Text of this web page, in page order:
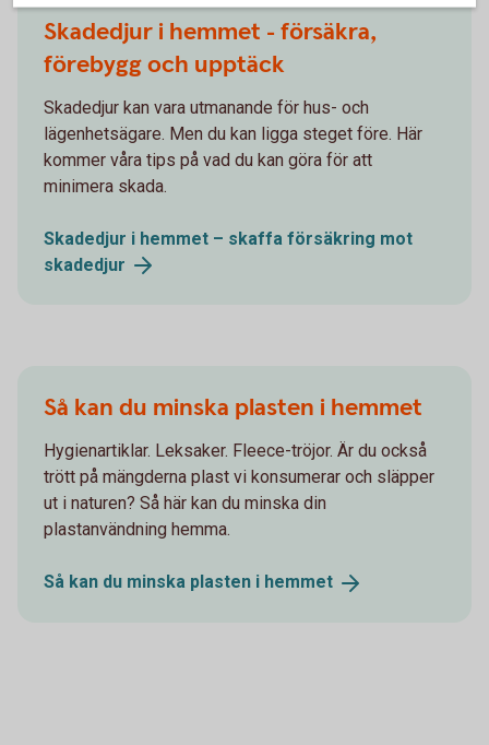
Skadedjur i hemmet - försäkra,
förebygg och upptäck
Skadedjur kan vara utmanande för hus- och
lägenhetsägare. Men du kan ligga steget före. Här
kommer våra tips på vad du kan göra för att
minimera skada.
Skadedjur i hemmet – skaffa försäkring mot
skadedjur
Så kan du minska plasten i hemmet
Hygienartiklar. Leksaker. Fleece-tröjor. Är du också
trött på mängderna plast vi konsumerar och släpper
ut i naturen? Så här kan du minska din
plastanvändning hemma.
Så kan du minska plasten i hemmet